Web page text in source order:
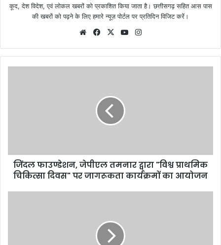
कूद, देश विदेश, एवं लोकल खबरों को प्रकाशित किया जाता है। छत्तीसगढ़ सहित आस पास
की खबरों को पढ़ने के लिए हमारे न्यूज़ पोर्टल पर प्रतिदिन विजिट करें।
WebsiteFacebook
X YouTube
जिंदल फाउण्डेशन, जेपीएल तमनार द्वारा "विश्व प्राथमिक
चिकित्सा दिवस" पर जागरूकता कार्यक्रमों का आयोजन